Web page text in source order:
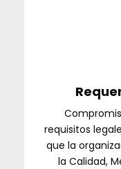
requisitos
que la
la Calidad,